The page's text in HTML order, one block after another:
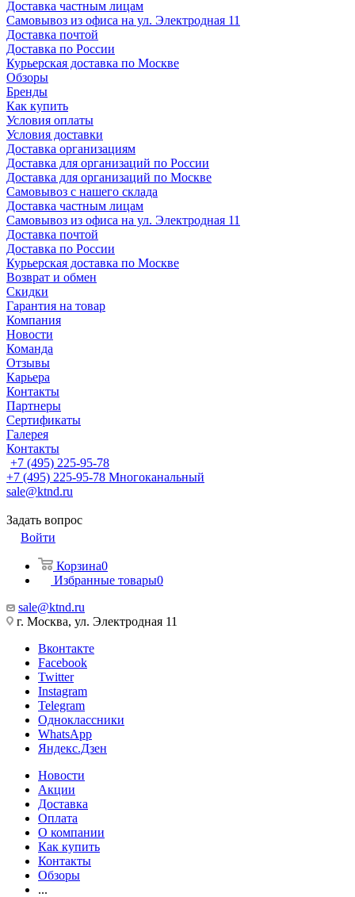
Доставка частным лицам
Самовывоз из офиса на ул. Электродная 11
Доставка почтой
Доставка по России
Курьерская доставка по Москве
Обзоры
Бренды
Как купить
Условия оплаты
Условия доставки
Доставка организациям
Доставка для организаций по России
Доставка для организаций по Москве
Самовывоз с нашего склада
Доставка частным лицам
Самовывоз из офиса на ул. Электродная 11
Доставка почтой
Доставка по России
Курьерская доставка по Москве
Возврат и обмен
Скидки
Гарантия на товар
Компания
Новости
Команда
Отзывы
Карьера
Контакты
Партнеры
Сертификаты
Галерея
Контакты
+7 (495) 225-95-78
+7 (495) 225-95-78 Многоканальный
sale@ktnd.ru
Задать вопрос
Войти
Корзина0
Избранные товары0
sale@ktnd.ru
г. Москва, ул. Электродная 11
Вконтакте
Facebook
Twitter
Instagram
Telegram
Одноклассники
WhatsApp
Яндекс.Дзен
Новости
Акции
Доставка
Оплата
О компании
Как купить
Контакты
Обзоры
...